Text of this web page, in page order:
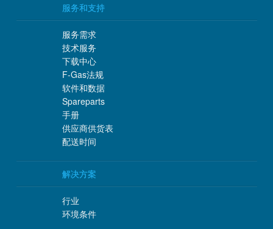
服务和支持
服务需求
技术服务
下载中心
F-Gas法规
软件和数据
Spareparts
手册
供应商供货表
配送时间
解决方案
行业
环境条件